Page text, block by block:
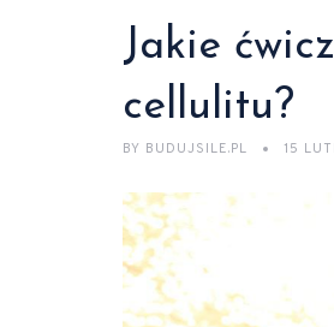
Jakie
cellulitu?
BY BUDUJSILE.PL 15